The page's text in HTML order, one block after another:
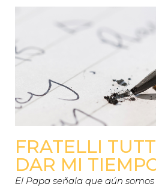
FRATELLI
DAR MI
El Papa señala que aún